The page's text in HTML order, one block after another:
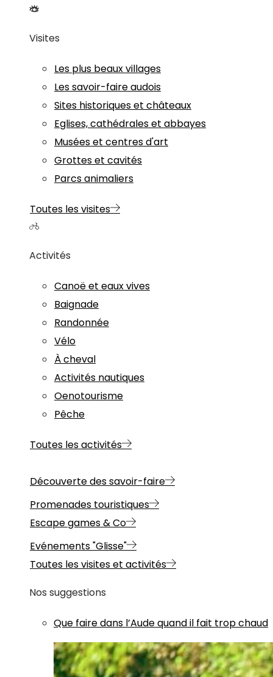
Visites
Les plus beaux villages
Les savoir-faire audois
Sites historiques et châteaux
Eglises, cathédrales et abbayes
Musées et centres d'art
Grottes et cavités
Parcs animaliers
Toutes les visites
Activités
Canoë et eaux vives
Baignade
Randonnée
Vélo
À cheval
Activités nautiques
Oenotourisme
Pêche
Toutes les activités
Découverte des savoir-faire
Promenades touristiques
Escape games & Co
Evénements "Glisse"
Toutes les visites et activités
Nos suggestions
Que faire dans l’Aude quand il fait trop chaud